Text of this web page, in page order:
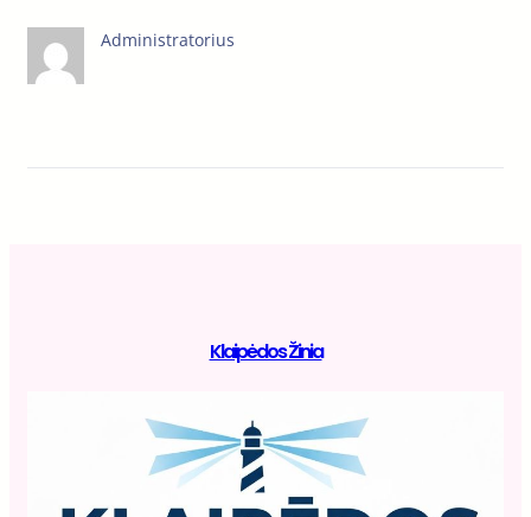
Administratorius
Klaipėdos Žinia